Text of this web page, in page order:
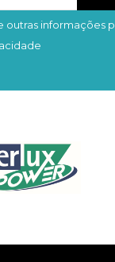
outras informações